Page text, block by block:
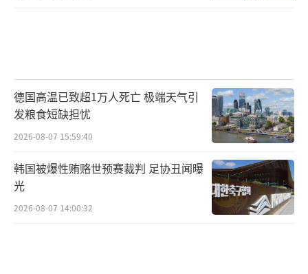
德国高温已致超1万人死亡 极端天气引
发粮食短缺担忧
2026-08-07 15:59:40
韩国被爆性贿赂世预赛裁判 足协丑闻曝
光
2026-08-07 14:00:32